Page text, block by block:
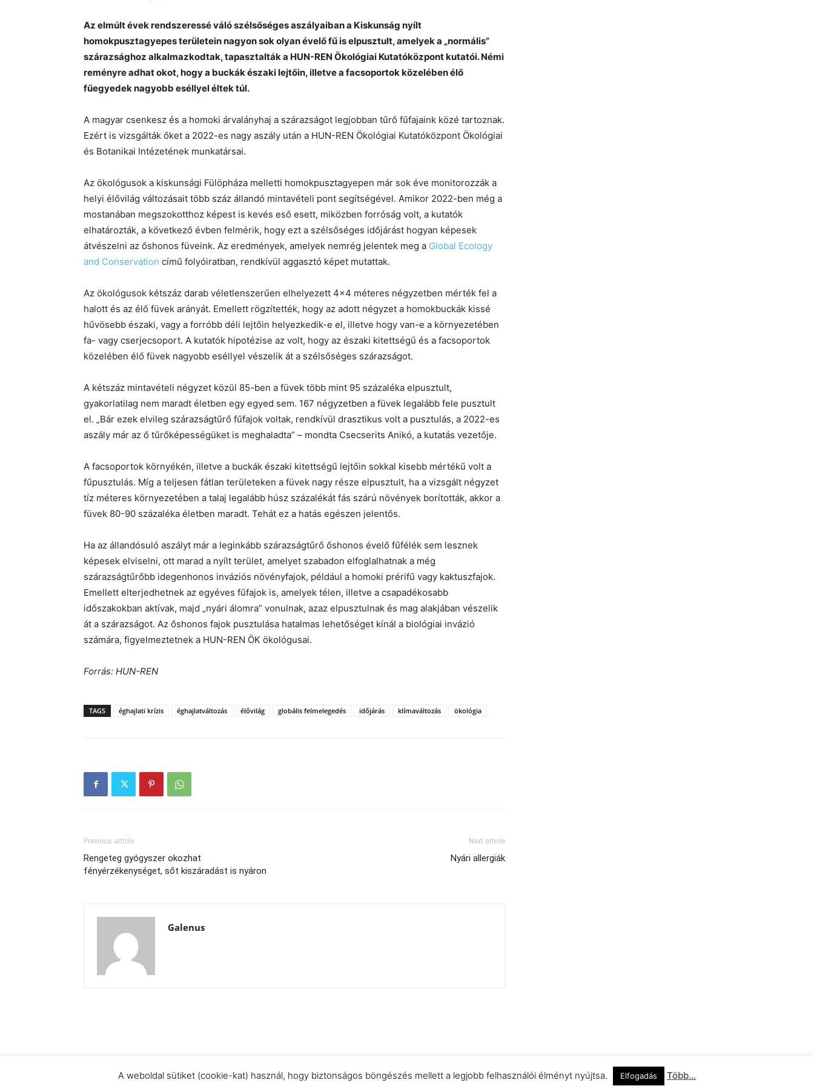
Az elmúlt évek rendszeressé váló szélsőséges aszályaiban a Kiskunság nyílt
homokpusztagyepes területein nagyon sok olyan évelő fű is elpusztult, amelyek a „normális”
szárazsághoz alkalmazkodtak, tapasztalták a HUN-REN Ökológiai Kutatóközpont kutatói. Némi
reményre adhat okot, hogy a buckák északi lejtőin, illetve a facsoportok közelében élő
fűegyedek nagyobb eséllyel éltek túl.
A magyar csenkesz és a homoki árvalányhaj a szárazságot legjobban tűrő fűfajaink közé tartoznak.
Ezért is vizsgálták őket a 2022-es nagy aszály után a HUN-REN Ökológiai Kutatóközpont Ökológiai
és Botanikai Intézetének munkatársai.
Az ökológusok a kiskunsági Fülöpháza melletti homokpusztagyepen már sok éve monitorozzák a
helyi élővilág változásait több száz állandó mintavételi pont segítségével. Amikor 2022-ben még a
mostanában megszokotthoz képest is kevés eső esett, miközben forróság volt, a kutatók
elhatározták, a következő évben felmérik, hogy ezt a szélsőséges időjárást hogyan képesek
átvészelni az őshonos füveink. Az eredmények, amelyek nemrég jelentek meg a Global Ecology
and Conservation című folyóiratban, rendkívül aggasztó képet mutattak.
Az ökológusok kétszáz darab véletlenszerűen elhelyezett 4×4 méteres négyzetben mérték fel a
halott és az élő füvek arányát. Emellett rögzítették, hogy az adott négyzet a homokbuckák kissé
hűvösebb északi, vagy a forróbb déli lejtőin helyezkedik-e el, illetve hogy van-e a környezetében
fa- vagy cserjecsoport. A kutatók hipotézise az volt, hogy az északi kitettségű és a facsoportok
közelében élő füvek nagyobb eséllyel vészelik át a szélsőséges szárazságot.
A kétszáz mintavételi négyzet közül 85-ben a füvek több mint 95 százaléka elpusztult,
gyakorlatilag nem maradt életben egy egyed sem. 167 négyzetben a füvek legalább fele pusztult
el. „Bár ezek elvileg szárazságtűrő fűfajok voltak, rendkívül drasztikus volt a pusztulás, a 2022-es
aszály már az ő tűrőképességüket is meghaladta” – mondta Csecserits Anikó, a kutatás vezetője.
A facsoportok környékén, illetve a buckák északi kitettségű lejtőin sokkal kisebb mértékű volt a
fűpusztulás. Míg a teljesen fátlan területeken a füvek nagy része elpusztult, ha a vizsgált négyzet
tíz méteres környezetében a talaj legalább húsz százalékát fás szárú növények borították, akkor a
füvek 80-90 százaléka életben maradt. Tehát ez a hatás egészen jelentős.
Ha az állandósuló aszályt már a leginkább szárazságtűrő őshonos évelő fűfélék sem lesznek
képesek elviselni, ott marad a nyílt terület, amelyet szabadon elfoglalhatnak a még
szárazságtűrőbb idegenhonos inváziós növényfajok, például a homoki prérifű vagy kaktuszfajok.
Emellett elterjedhetnek az egyéves fűfajok is, amelyek télen, illetve a csapadékosabb
időszakokban aktívak, majd „nyári álomra” vonulnak, azaz elpusztulnak és mag alakjában vészelik
át a szárazságot. Az őshonos fajok pusztulása hatalmas lehetőséget kínál a biológiai invázió
számára, figyelmeztetnek a HUN-REN ÖK ökológusai.
Forrás: HUN-REN
TAGS éghajlati krízis éghajlatváltozás élővilág globális felmelegedés időjárás klímaváltozás ökológia
Previous article
Rengeteg gyógyszer okozhat
fényérzékenységet, sőt kiszáradást is nyáron
Next article
Nyári allergiák
Galenus
Impresszum Adatkezelési Információ
© Newspaper WordPress Theme by TagDiv
A weboldal sütiket (cookie-kat) használ, hogy biztonságos böngészés mellett a legjobb felhasználói élményt nyújtsa. Elfogadás Több...